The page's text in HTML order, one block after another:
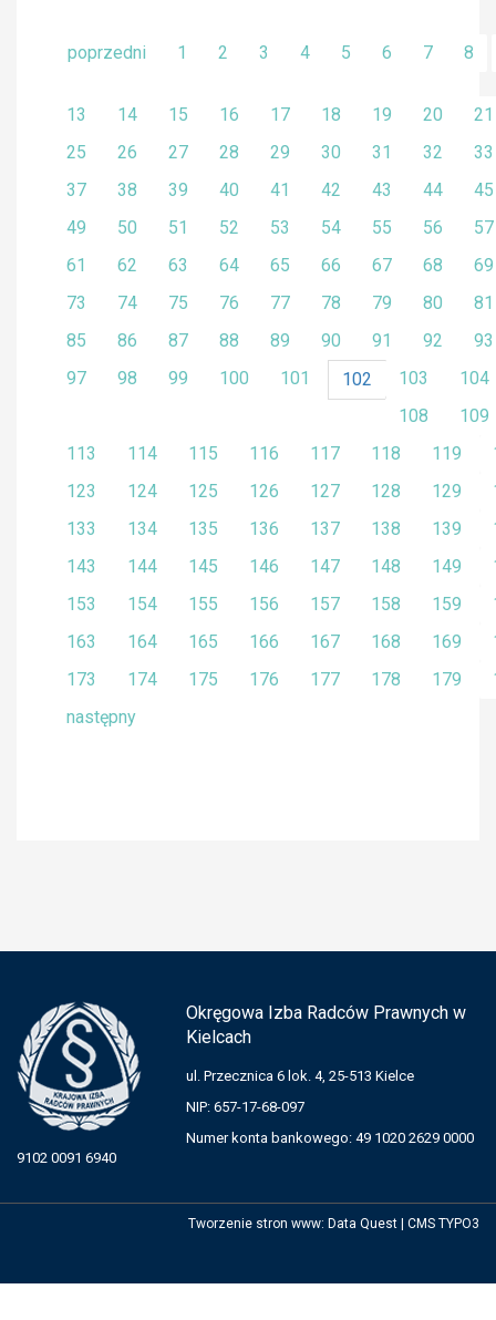
poprzedni 1 2 3 4 5 6 7 8
13 14 15 16 17 18 19 20
21
25
26 27 28 29 30 31 32
33
37
38 39 40 41 42 43 44
45
49
50 51 52 53 54 55 56
57
61
62 63 64 65 66 67 68
69
73
74 75 76 77 78 79 80
81
85
86 87 88 89 90 91 92
93
97
98 99 100 101 102 103
104
108
109
113
114 115 116 117 118 119
123
124 125 126 127 128 129
133
134 135 136 137 138 139
143
144 145 146 147 148 149
153
154 155 156 157 158 159
163
164 165 166 167 168 169
173
174 175 176 177 178 179
następny
Okręgowa Izba Radców Prawnych w
Kielcach
ul. Przecznica 6 lok. 4, 25-513 Kielce
NIP: 657-17-68-097
Numer konta bankowego: 49 1020 2629 0000
9102 0091 6940
Tworzenie stron www: Data Quest CMS TYPO3